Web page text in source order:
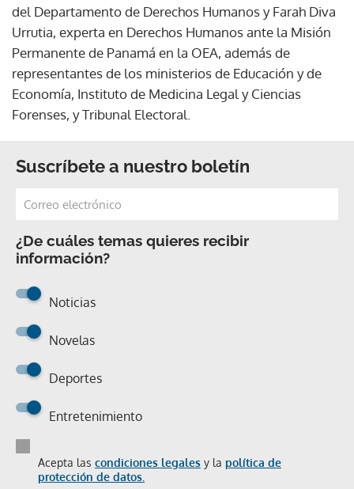
del Departamento de Derechos Humanos y Farah Diva
Urrutia, experta en Derechos Humanos ante la Misión
Permanente de Panamá en la OEA, además de
representantes de los ministerios de Educación y de
Economía, Instituto de Medicina Legal y Ciencias
Forenses, y Tribunal Electoral.
Suscríbete a nuestro boletín
¿De cuáles temas quieres recibir
información?
Noticias
Novelas
Deportes
Entretenimiento
Acepta las condiciones legales y la política de
protección de datos.